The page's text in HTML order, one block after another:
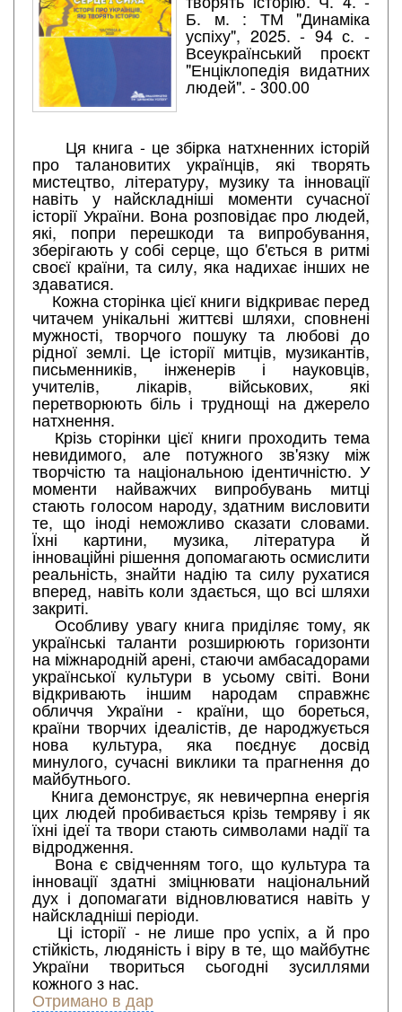
Б. м. : ТМ "Динаміка
успіху", 2025. - 94 с. -
Всеукраїнський проєкт
"Енціклопедія видатних
людей". - 300.00
Ця книга - це збірка натхненних історій
про талановитих українців, які творять
мистецтво, літературу, музику та інновації
навіть у найскладніші моменти сучасної
історії України. Вона розповідає про людей,
які, попри перешкоди та випробування,
зберігають у собі серце, що б'ється в ритмі
своєї країни, та силу, яка надихає інших не
здаватися.
Кожна сторінка цієї книги відкриває перед
читачем унікальні життєві шляхи, сповнені
мужності, творчого пошуку та любові до
рідної землі. Це історії митців, музикантів,
письменників, інженерів і науковців,
учителів, лікарів, військових, які
перетворюють біль і труднощі на джерело
натхнення.
Крізь сторінки цієї книги проходить тема
невидимого, але потужного зв'язку між
творчістю та національною ідентичністю. У
моменти найважчих випробувань митці
стають голосом народу, здатним висловити
те, що іноді неможливо сказати словами.
Їхні картини, музика, література й
інноваційні рішення допомагають осмислити
реальність, знайти надію та силу рухатися
вперед, навіть коли здається, що всі шляхи
закриті.
Особливу увагу книга приділяє тому, як
українські таланти розширюють горизонти
на міжнародній арені, стаючи амбасадорами
української культури в усьому світі. Вони
відкривають іншим народам справжнє
обличчя України - країни, що бореться,
країни творчих ідеалістів, де народжується
нова культура, яка поєднує досвід
минулого, сучасні виклики та прагнення до
майбутнього.
Книга демонструє, як невичерпна енергія
цих людей пробивається крізь темряву і як
їхні ідеї та твори стають символами надії та
відродження.
Вона є свідченням того, що культура та
інновації здатні зміцнювати національний
дух і допомагати відновлюватися навіть у
найскладніші періоди.
Ці історії - не лише про успіх, а й про
стійкість, людяність і віру в те, що майбутнє
України твориться сьогодні зусиллями
кожного з нас.
Отримано в дар